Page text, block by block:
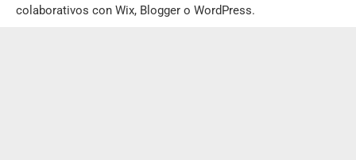
colaborativos con Wix, Blogger o WordPress.